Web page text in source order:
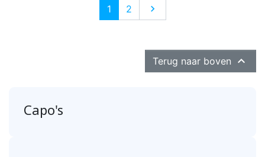
1 2 Volgende

Terug naar boven 
Capo's